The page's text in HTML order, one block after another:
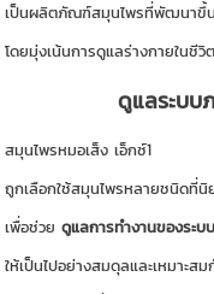
เป็นผลิตภัณฑ์สมุนไพรที่พัฒนาขึ้
โดยมุ่งเน้นการดูแลร่างกายในชี
ดูแลระบบ
สมุนไพรหมอเส็ง เอ็กซ์1
ถูกเลือกใช้สมุนไพรหลายชนิดที่
เพื่อช่วยดูแลการทำงานของระ
ให้เป็นไปอย่างสมดุลและเหมาะส